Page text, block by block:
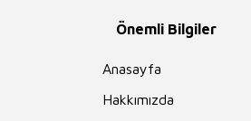
Önemli Bilgiler
Anasayfa
Hakkımızda